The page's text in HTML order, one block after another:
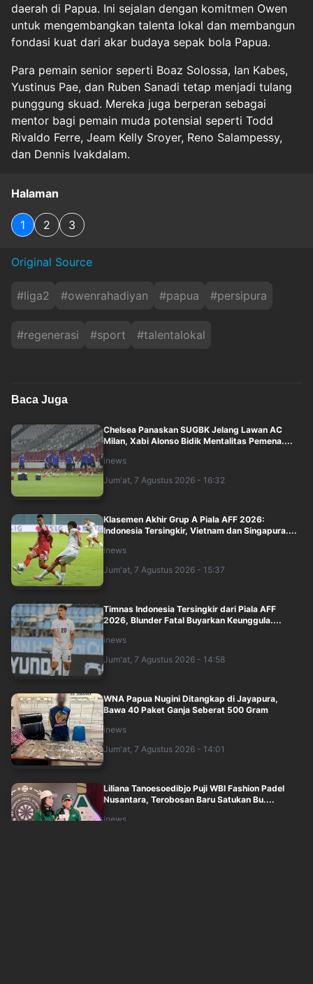
daerah di Papua. Ini sejalan dengan komitmen Owen
untuk mengembangkan talenta lokal dan membangun
fondasi kuat dari akar budaya sepak bola Papua.
Para pemain senior seperti Boaz Solossa, Ian Kabes,
Yustinus Pae, dan Ruben Sanadi tetap menjadi tulang
punggung skuad. Mereka juga berperan sebagai
mentor bagi pemain muda potensial seperti Todd
Rivaldo Ferre, Jeam Kelly Sroyer, Reno Salampessy,
dan Dennis Ivakdalam.
Halaman
1 2 3
Original Source
#liga2 #owenrahadiyan #papua #persipura
#regenerasi #sport #talentalokal
Baca Juga
Chelsea Panaskan SUGBK Jelang Lawan AC
Milan, Xabi Alonso Bidik Mentalitas Pemena....
inews
Jum'at, 7 Agustus 2026 - 16:32
Klasemen Akhir Grup A Piala AFF 2026:
Indonesia Tersingkir, Vietnam dan Singapura....
inews
Jum'at, 7 Agustus 2026 - 15:37
Timnas Indonesia Tersingkir dari Piala AFF
2026, Blunder Fatal Buyarkan Keunggula....
inews
Jum'at, 7 Agustus 2026 - 14:58
WNA Papua Nugini Ditangkap di Jayapura,
Bawa 40 Paket Ganja Seberat 500 Gram
inews
Jum'at, 7 Agustus 2026 - 14:01
Liliana Tanoesoedibjo Puji WBI Fashion Padel
Nusantara, Terobosan Baru Satukan Bu....
inews